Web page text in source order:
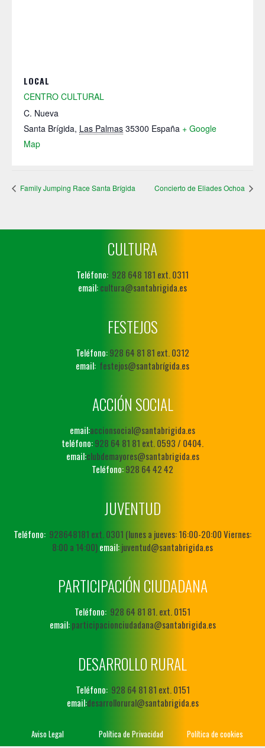
LOCAL
CENTRO CULTURAL
C. Nueva
Santa Brígida, Las Palmas 35300 España + Google
Map
Family Jumping Race Santa Brígida Concierto de Eliades Ochoa
CULTURA
Teléfono: 928 648 181 ext. 0311
email:cultura@santabrigida.es
FESTEJOS
Teléfono:928 64 81 81 ext. 0312
email: festejos@santabrígida.es
ACCIÓN SOCIAL
email:accionsocial@santabrigida.es
teléfono:928 64 81 81 ext. 0593 / 0404.
email:clubdemayores@santabrigida.es
Teléfono:928 64 42 42
JUVENTUD
Teléfono: 928648181 ext. 0301 (lunes a jueves: 16:00-20:00 Viernes:
8:00 a 14:00)email:juventud@santabrigida.es
PARTICIPACIÓN CIUDADANA
Teléfono: 928 64 81 81. ext. 0151
email:participacionciudadana@santabrigida.es
DESARROLLO RURAL
Teléfono:928 64 81 81 ext. 0151
email:desarrollorural@santabrigida.es
Aviso Legal Política de Privacidad Política de cookies